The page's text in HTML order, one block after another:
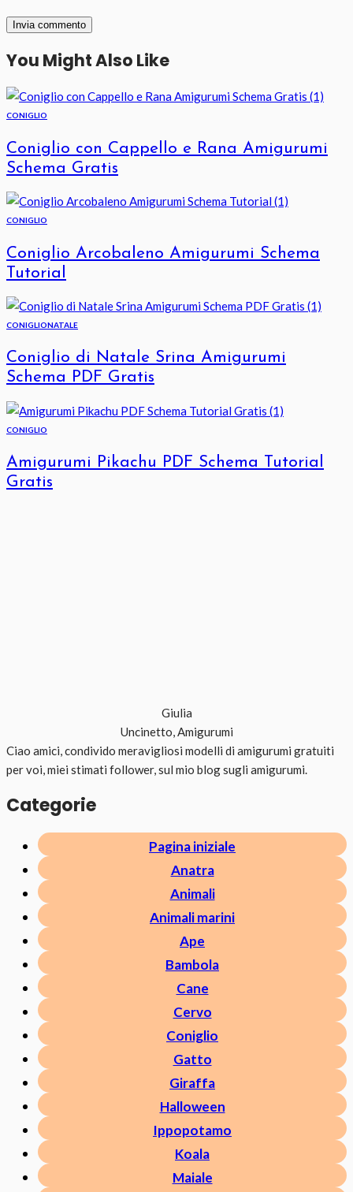
You Might Also Like
CONIGLIO
Coniglio con Cappello e Rana Amigurumi
Schema Gratis
CONIGLIO
Coniglio Arcobaleno Amigurumi Schema
Tutorial
CONIGLIONATALE
Coniglio di Natale Srina Amigurumi
Schema PDF Gratis
CONIGLIO
Amigurumi Pikachu PDF Schema Tutorial
Gratis
Giulia
Uncinetto, Amigurumi
Ciao amici, condivido meravigliosi modelli di amigurumi gratuiti
per voi, miei stimati follower, sul mio blog sugli amigurumi.
Categorie
Pagina iniziale
Anatra
Animali
Animali marini
Ape
Bambola
Cane
Cervo
Coniglio
Gatto
Giraffa
Halloween
Ippopotamo
Koala
Maiale